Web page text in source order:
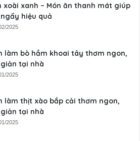
xoài xanh – Món ăn thanh mát giúp
hiệu quả
2025
làm bò hầm khoai tây thơm ngon,
tại nhà
2025
làm thịt xào bắp cải thơm ngon,
tại nhà
2025